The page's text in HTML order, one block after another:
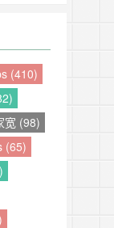
(410)
宽 (98)
(65)